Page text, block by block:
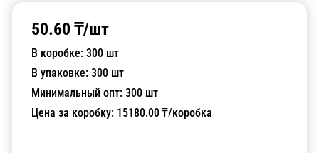
50.60 ₸/шт
В коробке: 300 шт
В упаковке: 300 шт
Минимальный опт: 300 шт
Цена за коробку: 15180.00₸/коробка